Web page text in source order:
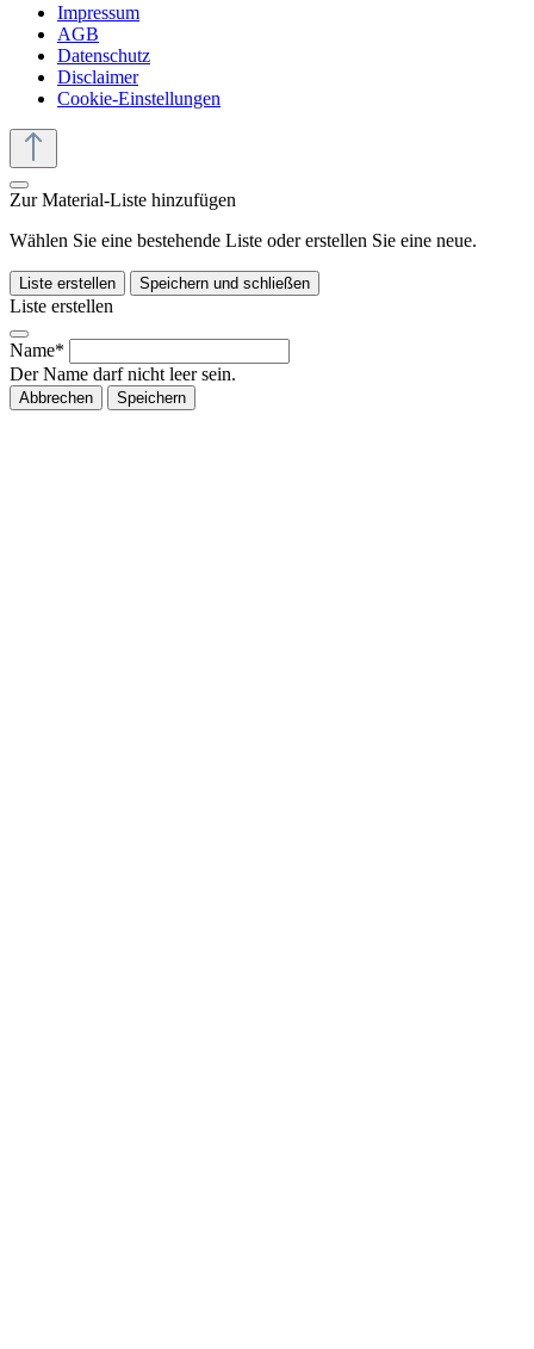
Impressum
AGB
Datenschutz
Disclaimer
Cookie-Einstellungen
Zur Material-Liste hinzufügen
Wählen Sie eine bestehende Liste oder erstellen Sie eine neue.
Liste erstellen Speichern und schließen
Liste erstellen
Name*
Der Name darf nicht leer sein.
Abbrechen Speichern